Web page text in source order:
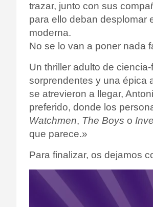
trazar, junto con sus
para ello deban desplomar
moderna.
No se lo van a poner nada
Un thriller adulto de
sorprendentes y una épica
se atrevieron a llegar,
preferido, donde los
Watchmen, The Boys o
que parece.»
Para finalizar, os dejamos